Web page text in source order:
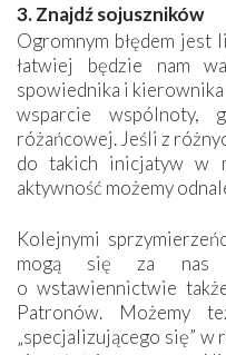
3. Znajdź sojuszników
Ogromnym błędem jest
łatwiej będzie nam
spowiednika i
wsparcie wspólnoty,
różańcowej. Jeśli z
do takich inicjatyw w
aktywność możemy
Kolejnymi
mogą się za nas
o wstawiennictwie
Patronów. Możemy
„specjalizującego się”